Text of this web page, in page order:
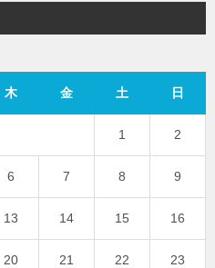
木 金 土 日
1 2
6 7 8 9
13 14 15 16
20 21 22 23